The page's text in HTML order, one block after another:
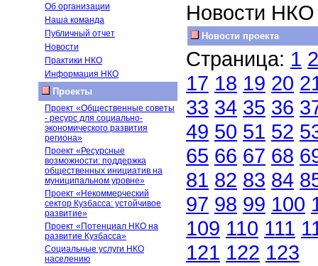
Об организации
Наша команда
Публичный отчет
Новости
Практики НКО
Информация НКО
Проекты
Проект «Общественные советы
- ресурс для социально-
экономического развития
региона»
Проект «Ресурсные
возможности: поддержка
общественных инициатив на
муниципальном уровне»
Проект «Некоммерческий
сектор Кузбасса: устойчивое
развитие»
Проект «Потенциал НКО на
развитие Кузбасса»
Социальные услуги НКО
населению
Новости НКО
Новости проекта
Страница: 1 2
17 18 19 20
33 34 35 36
49 50 51 52
65 66 67 68
81 82 83 84
97 98 99 100
109 110 111
121 122 123